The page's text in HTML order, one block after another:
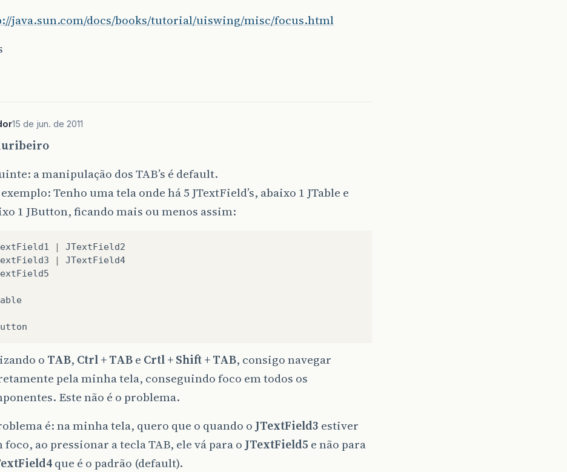
java.sun.com/docs/books/tutorial/uiswing/misc/focus.html
15 de jun. de 2011
a manipulação dos TAB’s é default.
Tenho uma tela onde há 5 JTextField’s, abaixo 1 JTable e
1 JButton, ficando mais ou menos assim:
|
JTextField2
|
JTextField4
o TAB, Ctrl + TABe Crtl + Shift + TAB, consigo navegar
pela minha tela, conseguindo foco em todos os
Este não é o problema.
é: na minha tela, quero que o quando o JTextField3 estiver
foco, ao pressionar a tecla TAB, ele vá para o JTextField5 e não para
que é o padrão (default).